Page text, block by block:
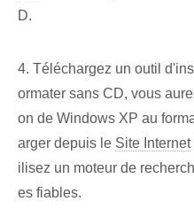
D.
4. Téléchargez un outil
ormater⁤ sans CD, vous
on de Windows XP au
arger depuis le Site Internet
ilisez un moteur de
es fiables.